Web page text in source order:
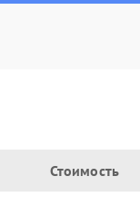
Стоимость